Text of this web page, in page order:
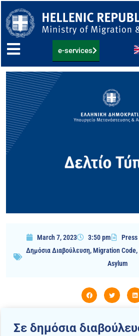
to
content
e-services
March 7, 2023 3:50 pm Press
Δημόσια Διαβούλευση,Migration Code,
Asylum
Σε δημόσια